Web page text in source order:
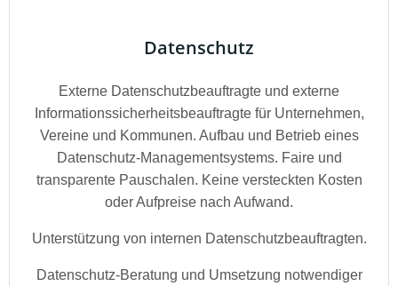
Datenschutz
Externe Datenschutzbeauftragte und externe
Informationssicherheitsbeauftragte für Unternehmen,
Vereine und Kommunen. Aufbau und Betrieb eines
Datenschutz-Managementsystems. Faire und
transparente Pauschalen. Keine versteckten Kosten
oder Aufpreise nach Aufwand.
Unterstützung von internen Datenschutzbeauftragten.
Datenschutz-Beratung und Umsetzung notwendiger